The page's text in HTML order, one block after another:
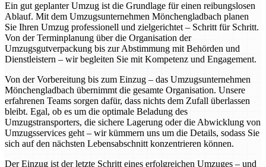
Ein gut geplanter Umzug ist die Grundlage für einen reibungslosen
Ablauf. Mit dem Umzugsunternehmen Mönchengladbach planen
Sie Ihren Umzug professionell und zielgerichtet – Schritt für Schritt.
Von der Terminplanung über die Organisation der
Umzugsgutverpackung bis zur Abstimmung mit Behörden und
Dienstleistern – wir begleiten Sie mit Kompetenz und Engagement.
Von der Vorbereitung bis zum Einzug – das Umzugsunternehmen
Mönchengladbach übernimmt die gesamte Organisation. Unsere
erfahrenen Teams sorgen dafür, dass nichts dem Zufall überlassen
bleibt. Egal, ob es um die optimale Beladung des
Umzugstransporters, die sichere Lagerung oder die Abwicklung von
Umzugsservices geht – wir kümmern uns um die Details, sodass Sie
sich auf den nächsten Lebensabschnitt konzentrieren können.
Der Einzug ist der letzte Schritt eines erfolgreichen Umzuges – und